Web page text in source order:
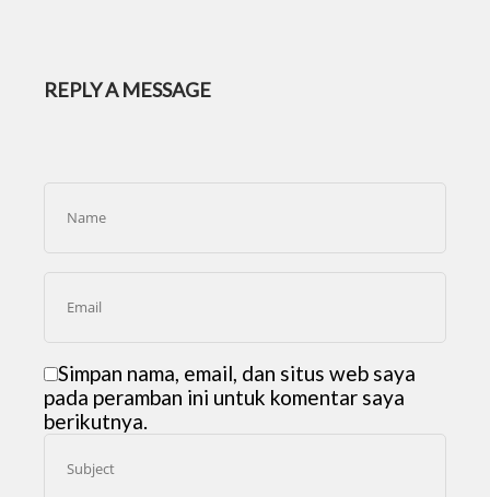
REPLY A MESSAGE
Simpan nama, email, dan situs web saya
pada peramban ini untuk komentar saya
berikutnya.